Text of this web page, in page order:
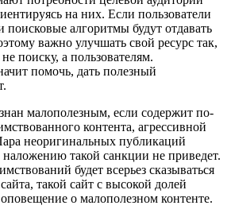
на них. Если пользователи
поисковые алгоритмы будут отдавать
важно улучшать свой ресурс так,
поиску, а пользователям.
помочь, дать полезный
малополезным, если содержит по-
контента, агрессивной
неоригинальных публикаций
такой санкции не приведет.
будет всерьез сказываться
такой сайт с высокой долей
о малополезном контенте.